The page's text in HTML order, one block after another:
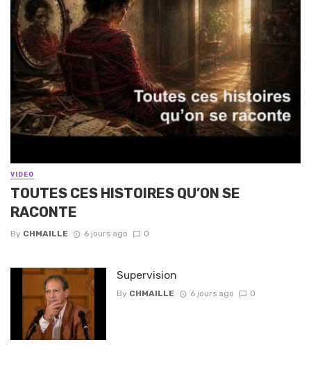
VIDEO
TOUTES CES HISTOIRES QU’ON SE
RACONTE
By CHMAILLE 6 jours ago 0
Supervision
By CHMAILLE 6 jours ago 0